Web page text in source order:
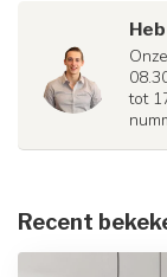
tot
Recent